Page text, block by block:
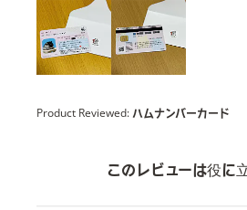
Product Reviewed:ハムナンバーカード
このレビューは役に